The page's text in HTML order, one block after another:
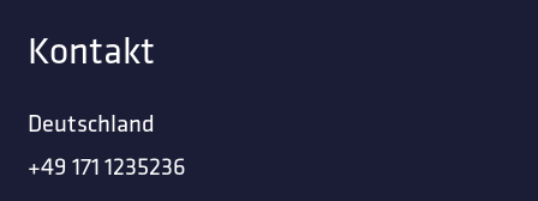
Kontakt
Deutschland
+49 171 1235236